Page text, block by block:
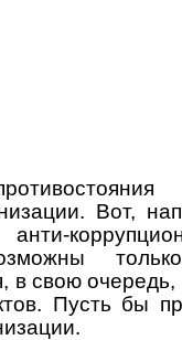
Вот,
в свою
Пусть бы